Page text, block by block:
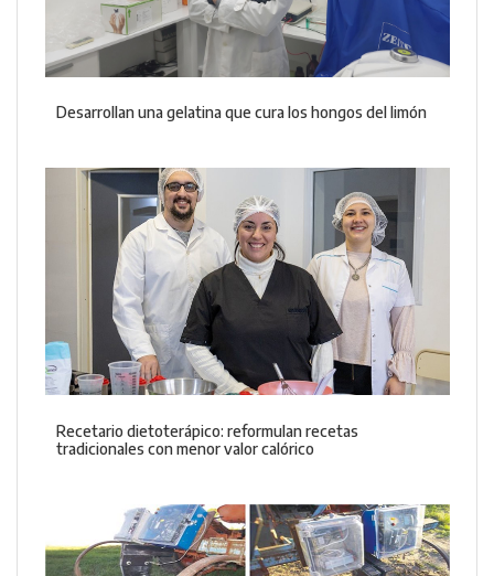
Desarrollan una gelatina que cura los hongos del limón
Recetario dietoterápico: reformulan recetas
tradicionales con menor valor calórico